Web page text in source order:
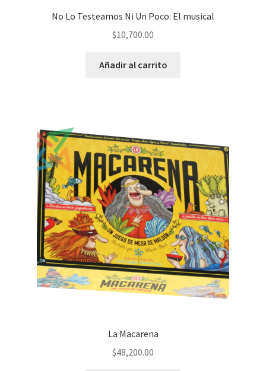
No Lo Testeamos Ni Un Poco: El musical
$10,700.00
Añadir al carrito
La Macarena
$48,200.00